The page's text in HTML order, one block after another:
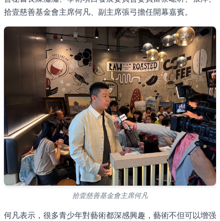
拾壹慈善基金會主席何凡、副主席張弓擔任開幕嘉賓。
拾壹慈善基金會主席何凡
何凡表示，很多青少年對藝術都深感興趣，藝術不但可以增强